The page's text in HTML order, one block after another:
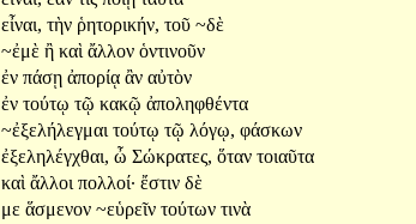
εἶναι, τὴν ῥητορικήν, τοῦ ~δὲ
~ἐμὲ ἢ καὶ ἄλλον ὁντινοῦν
ἐν πάσῃ ἀπορίᾳ ἂν αὐτὸν
ἐν τούτῳ τῷ κακῷ ἀποληφθέντα
~ἐξελήλεγμαι τούτῳ τῷ λόγῳ, φάσκων
ἐξεληλέγχθαι, ὦ Σώκρατες, ὅταν τοιαῦτα
καὶ ἄλλοι πολλοί· ἔστιν δὲ
με ἅσμενον ~εὑρεῖν τούτων τινὰ